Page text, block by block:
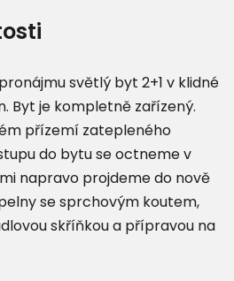
světlý byt 2+1 v klidné
Byt je kompletně zařízený.
přízemí zatepleného
do bytu se octneme v
napravo projdeme do nově
se sprchovým koutem,
skříňkou a přípravou na